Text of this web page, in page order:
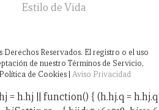
Estilo de Vida
Derechos Reservados. El registro o el uso
de nuestro Términos de Servicio,
de Cookies | Aviso Privacidad
= h.hj || function() { (h.hj.q = h.hj.q